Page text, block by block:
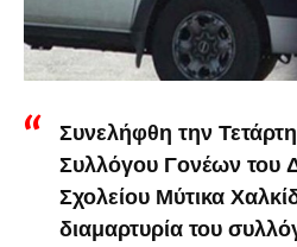
Συνελήφθη την
Συλλόγου Γονέων του
Σχολείου Μύτικα
διαμαρτυρία του